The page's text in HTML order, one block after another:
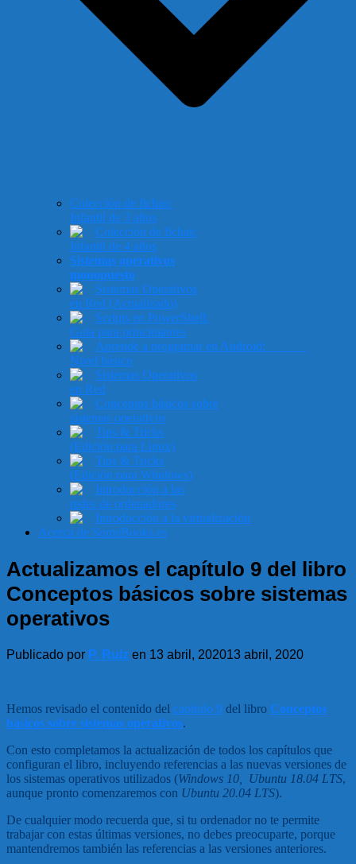
Colección de fichas:
Infantil de 3 años
Colección de fichas:
Infantil de 4 años
Sistemas operativos
monopuesto
Sistemas Operativos
en Red (Actualizado)
Scripts en PowerShell:
Guia para principiantes
Aprende a programar en Android:
Nivel básico
Sistemas Operativos
en Red
Conceptos básicos sobre
sistemas operativos
Tips & Tricks
(Edición para Linux)
Tips & Tricks
(Edición para Windows)
Introducción a las
redes de ordenadores
Introducción a la virtualización
Acerca de SomeBooks.es
Actualizamos el capítulo 9 del libro
Conceptos básicos sobre sistemas
operativos
Publicado por P. Ruiz en 13 abril, 202013 abril, 2020
Hemos revisado el contenido del capítulo 9 del libro Conceptos
básicos sobre sistemas operativos.
Con esto completamos la actualización de todos los capítulos que
configuran el libro, incluyendo referencias a las nuevas versiones de
los sistemas operativos utilizados (Windows 10, Ubuntu 18.04 LTS,
aunque pronto comenzaremos con Ubuntu 20.04 LTS).
De cualquier modo recuerda que, si tu ordenador no te permite
trabajar con estas últimas versiones, no debes preocuparte, porque
mantendremos también las referencias a las versiones anteriores.